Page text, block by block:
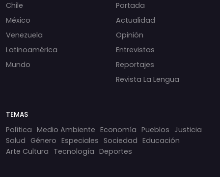
Chile
México
Venezuela
Latinoamérica
Mundo
Portada
Actualidad
Opinión
Entrevistas
Reportajes
Revista La Lengua
TEMAS
Política Medio Ambiente Economía Pueblos Justicia
Salud Género Especiales Sociedad Educación
Arte Cultura Tecnología Deportes